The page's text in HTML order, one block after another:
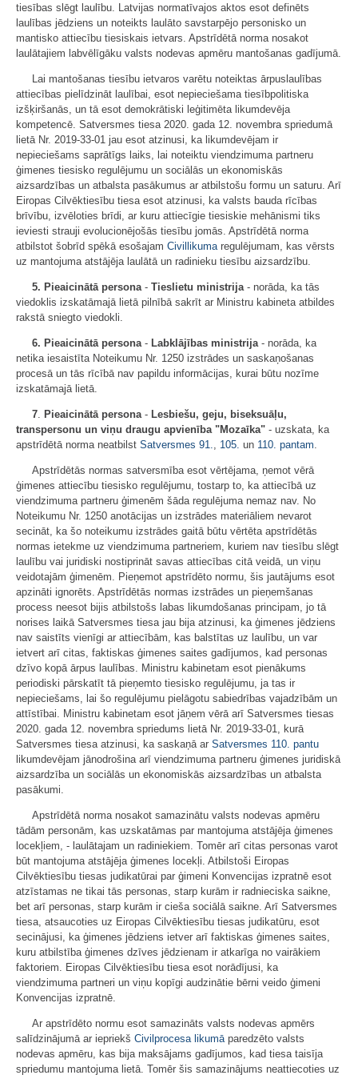
tiesības slēgt laulību. Latvijas normatīvajos aktos esot definēts
laulības jēdziens un noteikts laulāto savstarpējo personisko un
mantisko attiecību tiesiskais ietvars. Apstrīdētā norma nosakot
laulātajiem labvēlīgāku valsts nodevas apmēru mantošanas gadījumā.
Lai mantošanas tiesību ietvaros varētu noteiktas ārpuslaulības
attiecības pielīdzināt laulībai, esot nepieciešama tiesībpolitiska
izšķiršanās, un tā esot demokrātiski leģitimēta likumdevēja
kompetencē. Satversmes tiesa 2020. gada 12. novembra spriedumā
lietā Nr. 2019‑33‑01 jau esot atzinusi, ka likumdevējam ir
nepieciešams saprātīgs laiks, lai noteiktu viendzimuma partneru
ģimenes tiesisko regulējumu un sociālās un ekonomiskās
aizsardzības un atbalsta pasākumus ar atbilstošu formu un saturu. Arī
Eiropas Cilvēktiesību tiesa esot atzinusi, ka valsts bauda rīcības
brīvību, izvēloties brīdi, ar kuru attiecīgie tiesiskie mehānismi tiks
ieviesti strauji evolucionējošās tiesību jomās. Apstrīdētā norma
atbilstot šobrīd spēkā esošajam Civillikumaregulējumam, kas vērsts
uz mantojuma atstājēja laulātā un radinieku tiesību aizsardzību.
5. Pieaicinātā persona- Tieslietu ministrija- norāda, ka tās
viedoklis izskatāmajā lietā pilnībā sakrīt ar Ministru kabineta atbildes
rakstā sniegto viedokli.
6. Pieaicinātā persona- Labklājības ministrija- norāda, ka
netika iesaistīta Noteikumu Nr. 1250 izstrādes un saskaņošanas
procesā un tās rīcībā nav papildu informācijas, kurai būtu nozīme
izskatāmajā lietā.
7. Pieaicinātā persona- Lesbiešu, geju, biseksuāļu,
transpersonu un viņu draugu apvienība "Mozaīka" - uzskata, ka
apstrīdētā norma neatbilst Satversmes 91., 105. un 110. pantam.
Apstrīdētās normas satversmība esot vērtējama, ņemot vērā
ģimenes attiecību tiesisko regulējumu, tostarp to, ka attiecībā uz
viendzimuma partneru ģimenēm šāda regulējuma nemaz nav. No
Noteikumu Nr. 1250 anotācijas un izstrādes materiāliem nevarot
secināt, ka šo noteikumu izstrādes gaitā būtu vērtēta apstrīdētās
normas ietekme uz viendzimuma partneriem, kuriem nav tiesību slēgt
laulību vai juridiski nostiprināt savas attiecības citā veidā, un viņu
veidotajām ģimenēm. Pieņemot apstrīdēto normu, šis jautājums esot
apzināti ignorēts. Apstrīdētās normas izstrādes un pieņemšanas
process neesot bijis atbilstošs labas likumdošanas principam, jo tā
norises laikā Satversmes tiesa jau bija atzinusi, ka ģimenes jēdziens
nav saistīts vienīgi ar attiecībām, kas balstītas uz laulību, un var
ietvert arī citas, faktiskas ģimenes saites gadījumos, kad personas
dzīvo kopā ārpus laulības. Ministru kabinetam esot pienākums
periodiski pārskatīt tā pieņemto tiesisko regulējumu, ja tas ir
nepieciešams, lai šo regulējumu pielāgotu sabiedrības vajadzībām un
attīstībai. Ministru kabinetam esot jāņem vērā arī Satversmes tiesas
2020. gada 12. novembra spriedums lietā Nr. 2019‑33-01, kurā
Satversmes tiesa atzinusi, ka saskaņā ar Satversmes 110. pantu
likumdevējam jānodrošina arī viendzimuma partneru ģimenes juridiskā
aizsardzība un sociālās un ekonomiskās aizsardzības un atbalsta
pasākumi.
Apstrīdētā norma nosakot samazinātu valsts nodevas apmēru
tādām personām, kas uzskatāmas par mantojuma atstājēja ģimenes
locekļiem, - laulātajam un radiniekiem. Tomēr arī citas personas varot
būt mantojuma atstājēja ģimenes locekļi. Atbilstoši Eiropas
Cilvēktiesību tiesas judikatūrai par ģimeni Konvencijas izpratnē esot
atzīstamas ne tikai tās personas, starp kurām ir radnieciska saikne,
bet arī personas, starp kurām ir cieša sociālā saikne. Arī Satversmes
tiesa, atsaucoties uz Eiropas Cilvēktiesību tiesas judikatūru, esot
secinājusi, ka ģimenes jēdziens ietver arī faktiskas ģimenes saites,
kuru atbilstība ģimenes dzīves jēdzienam ir atkarīga no vairākiem
faktoriem. Eiropas Cilvēktiesību tiesa esot norādījusi, ka
viendzimuma partneri un viņu kopīgi audzinātie bērni veido ģimeni
Konvencijas izpratnē.
Ar apstrīdēto normu esot samazināts valsts nodevas apmērs
salīdzinājumā ar iepriekš Civilprocesa likumāparedzēto valsts
nodevas apmēru, kas bija maksājams gadījumos, kad tiesa taisīja
spriedumu mantojuma lietā. Tomēr šis samazinājums neattiecoties uz